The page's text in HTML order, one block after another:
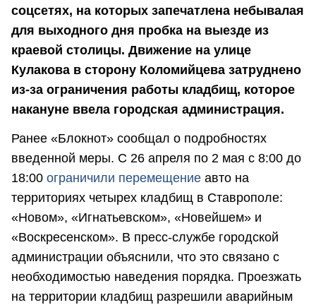
соцсетях, на которых запечатлена небывалая
для выходного дня пробка на выезде из
краевой столицы. Движение на улице
Кулакова в сторону Коломийцева затруднено
из-за ограничения работы кладбищ, которое
накануне ввела городская администрация.
Ранее «Блокнот» сообщал о подробностях
введенной меры. С 26 апреля по 2 мая с 8:00 до
18:00 ограничили перемещение авто на
территориях четырех кладбищ в Ставрополе:
«Новом», «Игнатьевском», «Новейшем» и
«Воскресенском». В пресс-службе городской
администрации объяснили, что это связано с
необходимостью наведения порядка. Проезжать
на территории кладбищ разрешили аварийным